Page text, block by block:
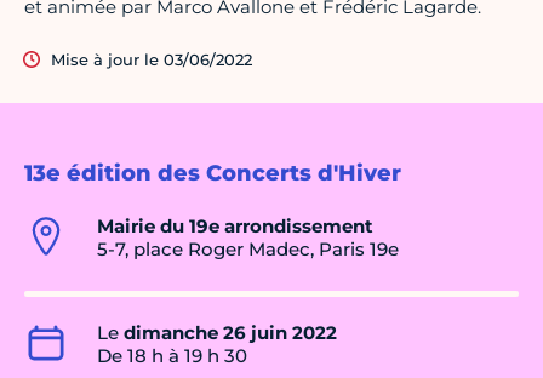
13e édition des Concerts d'Hiver
Mairie du 19e arrondissement
5-7, place Roger Madec, Paris 19e
Le dimanche 26 juin 2022
De 18 h à 19 h 30
et animée par Marco Avallone et Frédéric Lagarde.
Mise à jour le 03/06/2022